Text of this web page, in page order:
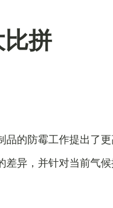
拼
品的防霉工作提出了
差异，并针对当前气候